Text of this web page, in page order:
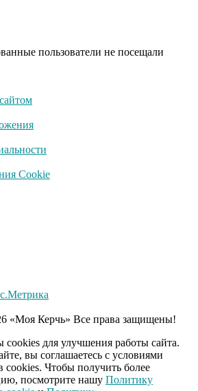
на
когда
будете
вагона
кто в
получит
душил ее
пользователи не посещали
Cookie
«Моя Керчь» Все права защищены!
для улучшения работы сайта.
вы соглашаетесь с условиями
cookies. Чтобы получить более
посмотрите нашу Политику